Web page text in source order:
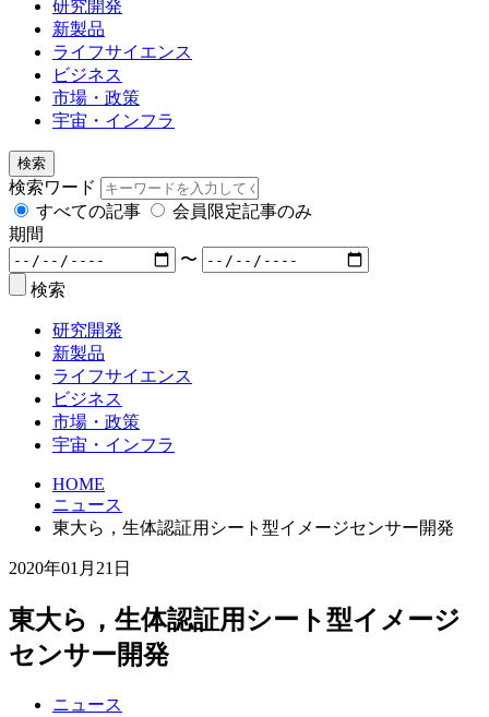
研究開発
新製品
ライフサイエンス
ビジネス
市場・政策
宇宙・インフラ
検索
検索ワード
すべての記事
会員限定記事のみ
期間
〜
検索
研究開発
新製品
ライフサイエンス
ビジネス
市場・政策
宇宙・インフラ
HOME
ニュース
東大ら，生体認証用シート型イメージセンサー開発
2020年01月21日
東大ら，生体認証用シート型イメージ
センサー開発
ニュース